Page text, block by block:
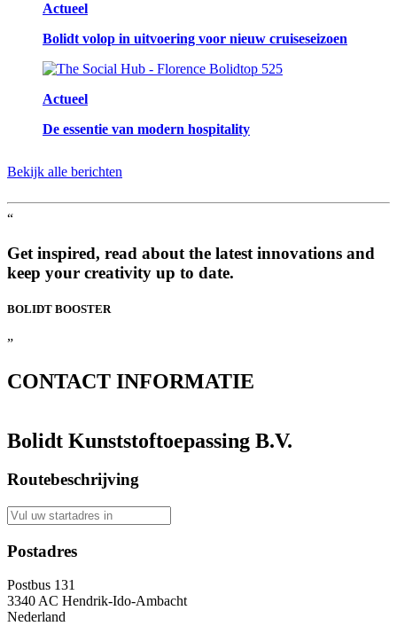
Actueel
Bolidt volop in uitvoering voor nieuw cruiseseizoen
Actueel
De essentie van modern hospitality
Bekijk alle berichten
“
Get inspired, read about the latest innovations and
keep your creativity up to date.
BOLIDT BOOSTER
”
CONTACT INFORMATIE
Bolidt Kunststoftoepassing B.V.
Routebeschrijving
Postadres
Postbus 131
3340 AC Hendrik-Ido-Ambacht
Nederland